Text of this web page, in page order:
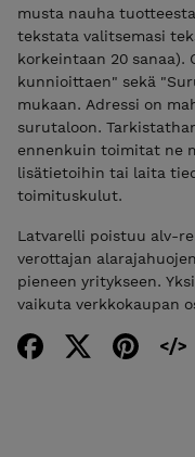
musta nauha
tekstata valitsemasi
korkeintaan 20 sanaa).
kunnioittaen" sekä
mukaan. Adressi on
surutaloon.
ennenkuin toimitat ne
lisätietoihin tai laita
toimituskulut.
Latvarelli poistuu alv-
verottajan
pieneen yritykseen.
vaikuta verkkokaupan